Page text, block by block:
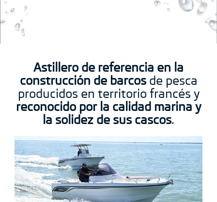
Astillero de referencia en la
construcción de barcosde pesca
producidos en territorio francés y
reconocido por la calidad marina y
la solidez de sus cascos.